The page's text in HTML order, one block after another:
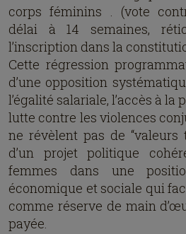
corps féminins . (vote
délai à 14 semaines,
l’inscription dans la
Cette régression
d’une opposition
l’égalité salariale, l’accès à la
lutte contre les violences
ne révèlent pas de “valeurs
d’un projet politique
femmes dans une
économique et sociale qui
comme réserve de main
payée.